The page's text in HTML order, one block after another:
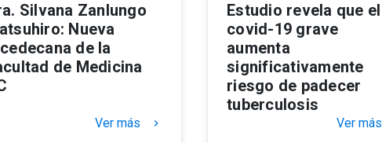
Silvana Zanlungo
Nueva
de la
de Medicina
Ver más keyboard_arrow_right
Estudio revela que el
covid-19 grave
aumenta
significativamente
riesgo de padecer
tuberculosis
Ver más